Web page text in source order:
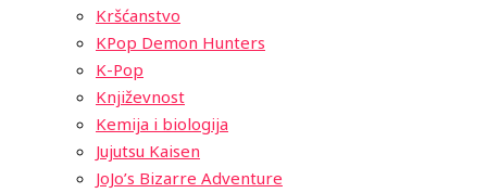
Kršćanstvo
KPop Demon Hunters
K-Pop
Književnost
Kemija i biologija
Jujutsu Kaisen
JoJo’s Bizarre Adventure